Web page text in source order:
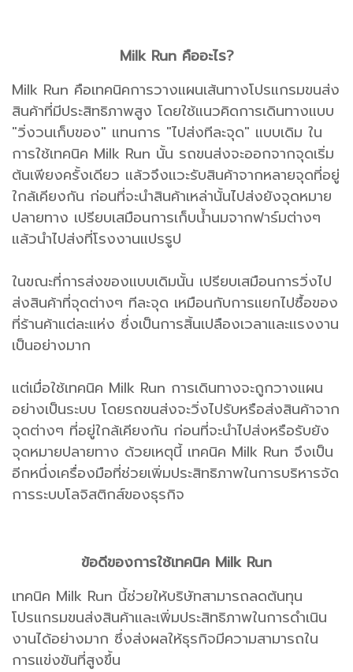
Milk Run คืออะไร?
Milk Run คือเทคนิคการวางแผนเส้นทางโปรแกรมขนส่ง
สินค้าที่มีประสิทธิภาพสูง โดยใช้แนวคิดการเดินทางแบบ
"วิ่งวนเก็บของ" แทนการ "ไปส่งทีละจุด" แบบเดิม ใน
การใช้เทคนิค Milk Run นั้น รถขนส่งจะออกจากจุดเริ่ม
ต้นเพียงครั้งเดียว แล้วจึงแวะรับสินค้าจากหลายจุดที่อยู่
ใกล้เคียงกัน ก่อนที่จะนำสินค้าเหล่านั้นไปส่งยังจุดหมาย
ปลายทาง เปรียบเสมือนการเก็บน้ำนมจากฟาร์มต่างๆ
แล้วนำไปส่งที่โรงงานแปรรูป
ในขณะที่การส่งของแบบเดิมนั้น เปรียบเสมือนการวิ่งไป
ส่งสินค้าที่จุดต่างๆ ทีละจุด เหมือนกับการแยกไปซื้อของ
ที่ร้านค้าแต่ละแห่ง ซึ่งเป็นการสิ้นเปลืองเวลาและแรงงาน
เป็นอย่างมาก
แต่เมื่อใช้เทคนิค Milk Run การเดินทางจะถูกวางแผน
อย่างเป็นระบบ โดยรถขนส่งจะวิ่งไปรับหรือส่งสินค้าจาก
จุดต่างๆ ที่อยู่ใกล้เคียงกัน ก่อนที่จะนำไปส่งหรือรับยัง
จุดหมายปลายทาง ด้วยเหตุนี้ เทคนิค Milk Run จึงเป็น
อีกหนึ่งเครื่องมือที่ช่วยเพิ่มประสิทธิภาพในการบริหารจัด
การระบบโลจิสติกส์ของธุรกิจ
ข้อดีของการใช้เทคนิค Milk Run
เทคนิค Milk Run นี้ช่วยให้บริษัทสามารถลดต้นทุน
โปรแกรมขนส่งสินค้าและเพิ่มประสิทธิภาพในการดำเนิน
งานได้อย่างมาก ซึ่งส่งผลให้ธุรกิจมีความสามารถใน
การแข่งขันที่สูงขึ้น